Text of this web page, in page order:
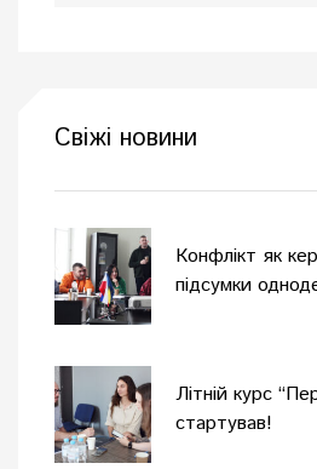
Свіжі новини
Конфлікт як
підсумки
Літній курс
стартував!